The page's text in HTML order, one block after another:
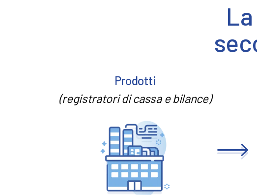
Prodotti
(registratori di cassa e bilance)